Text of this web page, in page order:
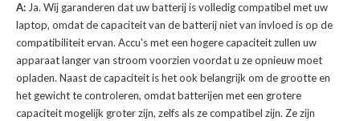
A: Ja. Wij garanderen dat uw batterij is volledig compatibel met uw
laptop, omdat de capaciteit van de batterij niet van invloed is op de
compatibiliteit ervan. Accu's met een hogere capaciteit zullen uw
apparaat langer van stroom voorzien voordat u ze opnieuw moet
opladen. Naast de capaciteit is het ook belangrijk om de grootte en
het gewicht te controleren, omdat batterijen met een grotere
capaciteit mogelijk groter zijn, zelfs als ze compatibel zijn. Ze zijn